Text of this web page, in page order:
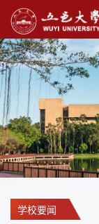
学校要闻